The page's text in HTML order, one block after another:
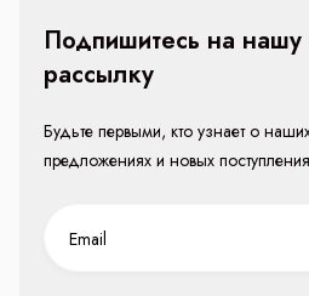
Подпишитесь на нашу
рассылку
Будьте первыми, кто узнает о
предложениях и новых